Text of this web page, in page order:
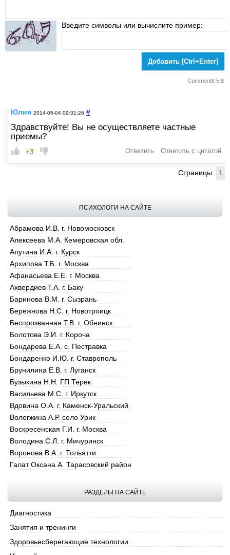
Введите символы или вычислите пример:
CommentIt 5.8
Юлия 2014-05-04 09:31:26 #
Здравствуйте! Вы не осуществляете частные
приемы?
+3 Ответить Ответить с цитатой
Страницы: 1
ПСИХОЛОГИ НА САЙТЕ
Абрамова И.В. г. Новомосковск
Алексеева М.А. Кемеровская обл.
Алутина И.А. г. Курск
Архипова Т.Б. г. Москва
Афанасьева Е.Е. г. Москва
Ахвердиев Т.А. г. Баку
Баринова В.М. г. Сызрань
Бережнова Н.С. г. Новотроицк
Беспрозванная Т.В. г. Обнинск
Болотова Э.И. г. Короча
Бондарева Е.А. с. Пестравка
Бондаренко И.Ю. г. Ставрополь
Брунилина Е.В. г. Луганск
Бузыкина Н.Н. ГП Терек
Васильева М.С. г. Иркутск
Вдовина О.А. г. Каменск-Уральский
Вологжина А.Р. село Урик
Воскресенская Г.И. г. Москва
Володина С.Л. г. Мичуринск
Воронова В.А. г. Тольятти
Галат Оксана А. Тарасовский район
Гребнева В.Ю. г. Москва
Григарева М.И. Ростовская обл.
Гусева О.А. г. Саратов
Дегтярева Н.Н. г.о. Новокуйбышевск
Денисенко Ю.С. п.г.т. Тяжинский
Денщикова Е.Б. г. Новосибирск
РАЗДЕЛЫ НА САЙТЕ
Диагностика
Занятия и тренинги
Здоровьесберегающие технологии